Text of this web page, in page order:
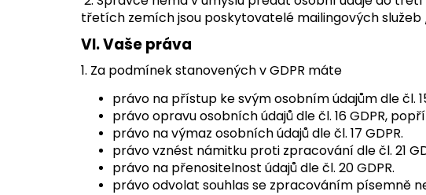
třetích zemích jsou poskytovatelé mailingových služeb
VI.Vaše práva
1. Za podmínek stanovených v GDPR máte
právo na přístup ke svým osobním údajům dle čl.
právo opravu osobních údajů dle čl. 16 GDPR,
právo na výmaz osobních údajů dle čl. 17 GDPR.
právo vznést námitku proti zpracování dle čl. 21
právo na přenositelnost údajů dle čl. 20 GDPR.
právo odvolat souhlas se zpracováním písemně